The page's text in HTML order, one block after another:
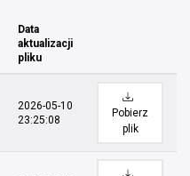
Data
aktualizacji
pliku
2026-05-10
23:25:08
Pobierz
plik